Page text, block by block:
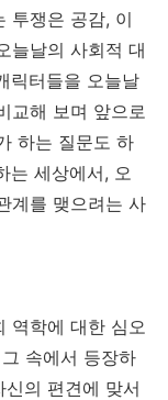
투쟁은 공감, 이
늘날의 사회적 대
릭터들을 오늘날
교해 보며 앞으로
하는 질문도 하
는 세상에서, 오
계를 맺으려는 사
역학에 대한 심오
속에서 등장하
의 편견에 맞서